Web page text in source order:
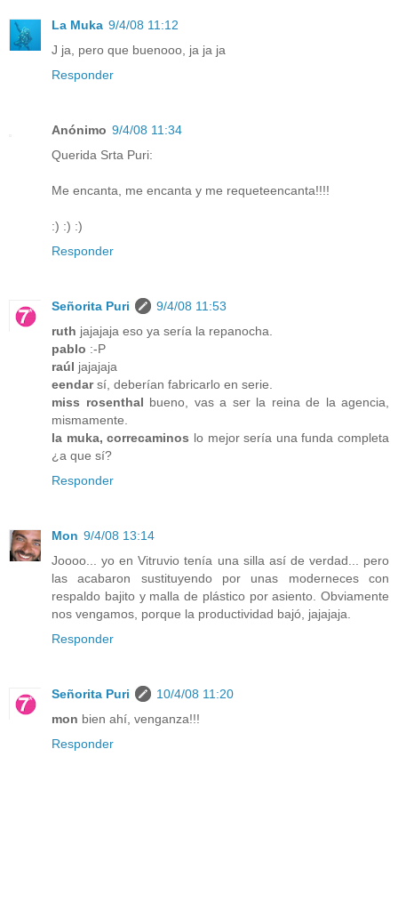
La Muka 9/4/08 11:12
J ja, pero que buenooo, ja ja ja
Responder
Anónimo 9/4/08 11:34
Querida Srta Puri:
Me encanta, me encanta y me requeteencanta!!!!
:) :) :)
Responder
Señorita Puri
9/4/08 11:53
ruth jajajaja eso ya sería la repanocha.
pablo :-P
raúl jajajaja
eendarsí, deberían fabricarlo en serie.
miss rosenthal bueno, vas a ser la reina de la agencia,
mismamente.
la muka, correcaminos lo mejor sería una funda completa
¿a que sí?
Responder
Mon 9/4/08 13:14
Joooo... yo en Vitruvio tenía una silla así de verdad... pero
las acabaron sustituyendo por unas moderneces con
respaldo bajito y malla de plástico por asiento. Obviamente
nos vengamos, porque la productividad bajó, jajajaja.
Responder
Señorita Puri
10/4/08 11:20
mon bien ahí, venganza!!!
Responder